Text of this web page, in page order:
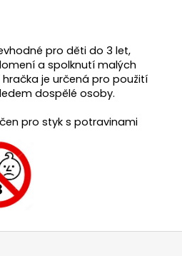
pro děti do 3 let,
a spolknutí malých
hračka je určená pro použití
dospělé osoby.
pro styk s potravinami